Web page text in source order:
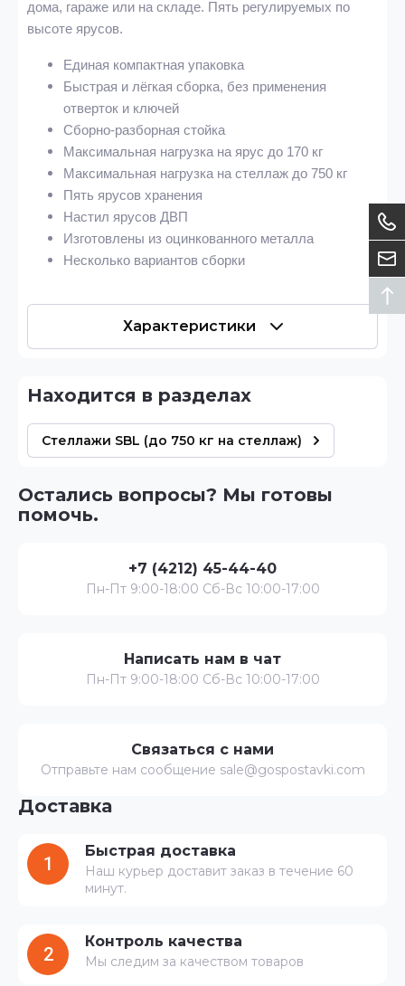
дома, гараже или на складе. Пять регулируемых по
высоте ярусов.
Единая компактная упаковка
Быстрая и лёгкая сборка, без применения
отверток и ключей
Сборно-разборная стойка
Максимальная нагрузка на ярус до 170 кг
Максимальная нагрузка на стеллаж до 750 кг
Пять ярусов хранения
Настил ярусов ДВП
Изготовлены из оцинкованного металла
Несколько вариантов сборки
Характеристики
Находится в разделах
Стеллажи SBL (до 750 кг на стеллаж)
Остались вопросы? Мы готовы
помочь.
+7 (4212) 45-44-40
Пн-Пт 9:00-18:00 Сб-Вс 10:00-17:00
Написать нам в чат
Пн-Пт 9:00-18:00 Сб-Вс 10:00-17:00
Связаться с нами
Отправьте нам сообщение sale@gospostavki.com
Доставка
1
Быстрая доставка
Наш курьер доставит заказ в течение 60
минут.
2
Контроль качества
Мы следим за качеством товаров